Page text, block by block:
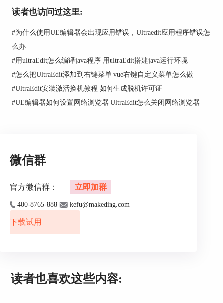
图3（切换为Python格式）
3.文本样式编码这里选择的UTF-8编码。编码格式
编写Dos运行命令
读者也访问过这里:
#为什么使用UE编辑器会出现应用错误，Ultraedit应用程序错误怎
么办
#用ultraEdit怎么编译java程序 用ultraEdit搭建java运行环境
#怎么把UltraEdit添加到右键菜单 vue右键自定义菜单怎么做
#UltraEdit安装激活换机教程 如何生成脱机许可证
#UE编辑器如何设置网络浏览器 UltraEdit怎么关闭网络浏览器
微信群
官方微信群： 立即加群
400-8765-888 kefu@makeding.com
下载试用
读者也喜欢这些内容: